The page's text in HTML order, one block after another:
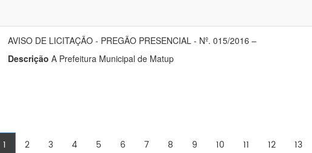
AVISO DE LICITAÇÃO - PREGÃO PRESENCIAL - Nº. 015/2016 –
Descrição A Prefeitura Municipal de Matup
1 2 3 4 5 6 7 8 9 10 11 12 13